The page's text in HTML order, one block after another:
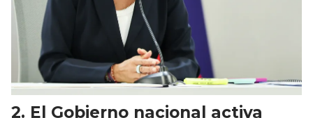
El Gobierno nacional activa